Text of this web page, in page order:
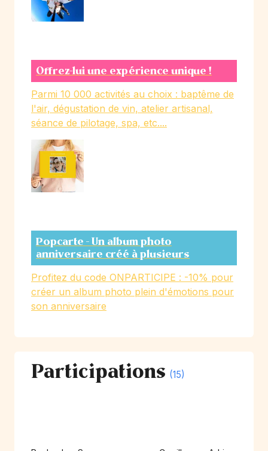
Offrez-lui une expérience unique !
Parmi 10 000 activités au choix : baptême de
l'air, dégustation de vin, atelier artisanal,
séance de pilotage, spa, etc....
Popcarte - Un album photo
anniversaire créé à plusieurs
Profitez du code ONPARTICIPE : -10% pour
créer un album photo plein d'émotions pour
son anniversaire
Participations (15)